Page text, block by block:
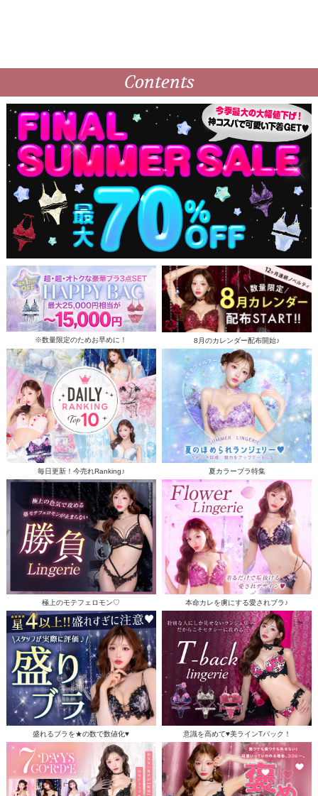
Contents
※数量限定のためお早めに！ 8月のカレンダー配布開始♪
毎日更新！今売れRanking♪ 夏カラーブラ特集
極上のモテフェロモン♡ 本命カレを虜にする愛されブラ♪
盛れるブラを★の数で数値化♥ 意識を高めて♥美ラインTバック！